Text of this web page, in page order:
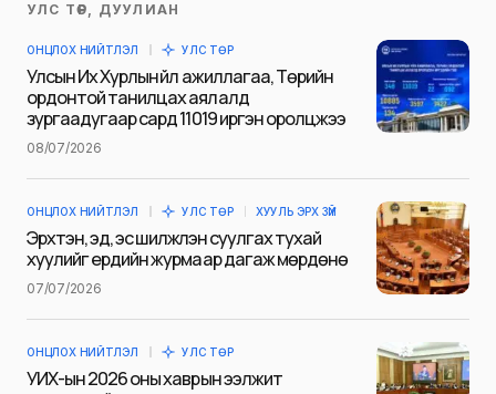
Таны имэйл хаягийг нийтлэхгүй.
тэмдэглэсэн
Сэтгэгдэл*
Name
УЛС ТӨР, ДУУЛИАН
ОНЦЛОХ НИЙТЛЭЛ УЛС ТӨР
Улсын Их Хурлын үйл ажиллагаа, Төрийн
ордонтой танилцах аялалд
зургаадугаар сард 11019 иргэн оролцжээ
08/07/2026
ОНЦЛОХ НИЙТЛЭЛ УЛС ТӨР ХУУЛЬ ЭРХ ЗҮЙ
Эрхтэн, эд, эс шилжүүлэн суулгах тухай
хуулийг ердийн журмаар дагаж мөрдөнө
07/07/2026
ОНЦЛОХ НИЙТЛЭЛ УЛС ТӨР
УИХ-ын 2026 оны хаврын ээлжит